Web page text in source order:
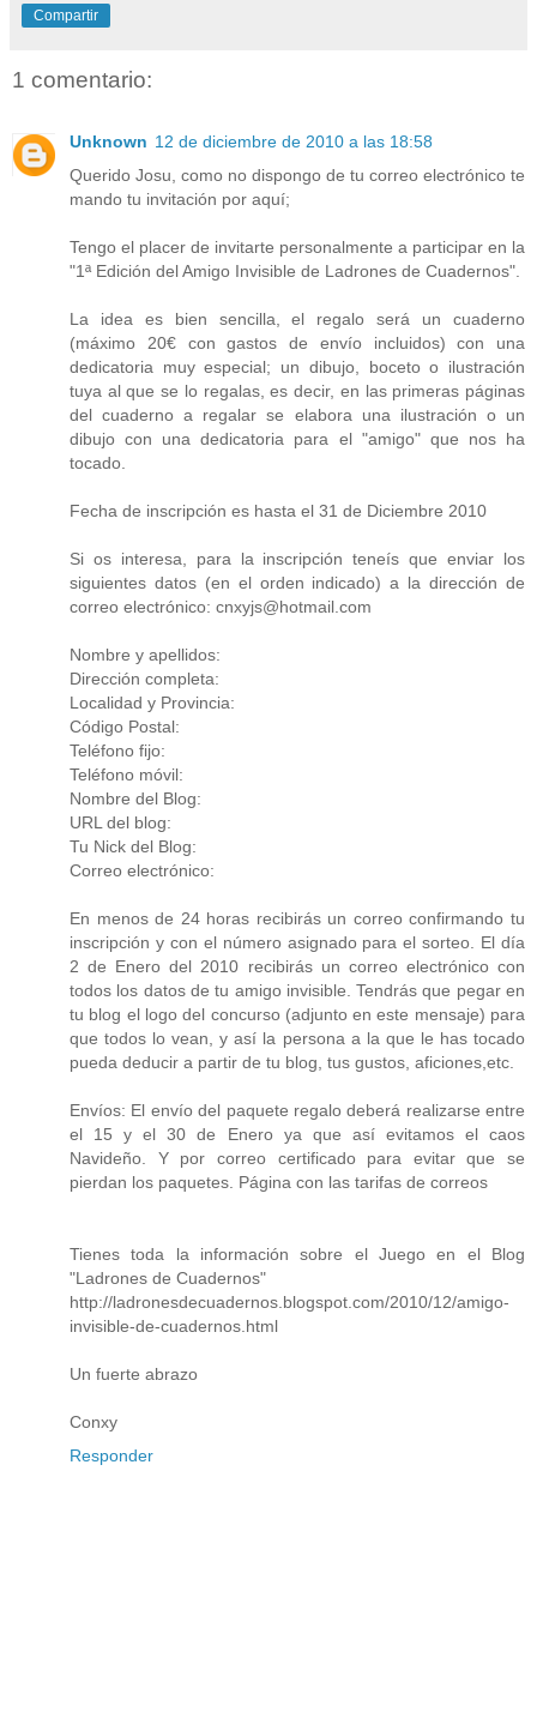
Compartir
1 comentario:
Unknown 12 de diciembre de 2010 a las 18:58
Querido Josu, como no dispongo de tu correo electrónico te
mando tu invitación por aquí;
Tengo el placer de invitarte personalmente a participar en la
"1ª Edición del Amigo Invisible de Ladrones de Cuadernos".
La idea es bien sencilla, el regalo será un cuaderno
(máximo 20€ con gastos de envío incluidos) con una
dedicatoria muy especial; un dibujo, boceto o ilustración
tuya al que se lo regalas, es decir, en las primeras páginas
del cuaderno a regalar se elabora una ilustración o un
dibujo con una dedicatoria para el "amigo" que nos ha
tocado.
Fecha de inscripción es hasta el 31 de Diciembre 2010
Si os interesa, para la inscripción teneís que enviar los
siguientes datos (en el orden indicado) a la dirección de
correo electrónico: cnxyjs@hotmail.com
Nombre y apellidos:
Dirección completa:
Localidad y Provincia:
Código Postal:
Teléfono fijo:
Teléfono móvil:
Nombre del Blog:
URL del blog:
Tu Nick del Blog:
Correo electrónico:
En menos de 24 horas recibirás un correo confirmando tu
inscripción y con el número asignado para el sorteo. El día
2 de Enero del 2010 recibirás un correo electrónico con
todos los datos de tu amigo invisible. Tendrás que pegar en
tu blog el logo del concurso (adjunto en este mensaje) para
que todos lo vean, y así la persona a la que le has tocado
pueda deducir a partir de tu blog, tus gustos, aficiones,etc.
Envíos: El envío del paquete regalo deberá realizarse entre
el 15 y el 30 de Enero ya que así evitamos el caos
Navideño. Y por correo certificado para evitar que se
pierdan los paquetes. Página con las tarifas de correos
Tienes toda la información sobre el Juego en el Blog
"Ladrones de Cuadernos"
http://ladronesdecuadernos.blogspot.com/2010/12/amigo-
invisible-de-cuadernos.html
Un fuerte abrazo
Conxy
Responder